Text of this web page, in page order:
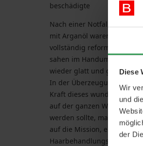
Diese
Wir
und
der
beschädigte
Nach einer
mit Arganöl waren ihre
vollständig reformiert und
sahen im Handumdrehen
wieder glatt und glänzend
In der Überzeugung, dass die
Kraft dieses wundertätigen
auf der ganzen Welt
werden sollte, machte sie
auf die Mission, eine
Haarbehandlungsserie zu